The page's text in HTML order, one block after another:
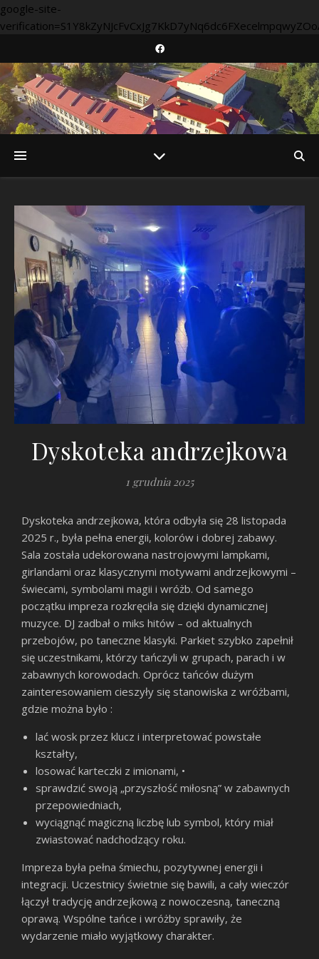
google-site-
Dyskoteka andrzejkowa
1 grudnia 2025
Dyskoteka andrzejkowa, która odbyła się 28 listopada
2025 r., była pełna energii, kolorów i dobrej zabawy.
Sala została udekorowana nastrojowymi lampkami,
girlandami oraz klasycznymi motywami andrzejkowymi –
świecami, symbolami magii i wróżb. Od samego
początku impreza rozkręciła się dzięki dynamicznej
muzyce. DJ zadbał o miks hitów – od aktualnych
przebojów, po taneczne klasyki. Parkiet szybko zapełnił
się uczestnikami, którzy tańczyli w grupach, parach i w
zabawnych korowodach. Oprócz tańców dużym
zainteresowaniem cieszyły się stanowiska z wróżbami,
gdzie można było :
lać wosk przez klucz i interpretować powstałe
kształty,
losować karteczki z imionami, •
sprawdzić swoją „przyszłość miłosną” w zabawnych
przepowiedniach,
wyciągnąć magiczną liczbę lub symbol, który miał
zwiastować nadchodzący roku.
Impreza była pełna śmiechu, pozytywnej energii i
integracji. Uczestnicy świetnie się bawili, a cały wieczór
łączył tradycję andrzejkową z nowoczesną, taneczną
oprawą. Wspólne tańce i wróżby sprawiły, że
wydarzenie miało wyjątkowy charakter.